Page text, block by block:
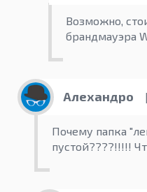
Возможно,
брандмауэра
Алехандро |
Почему папка
пустой????!!!!!